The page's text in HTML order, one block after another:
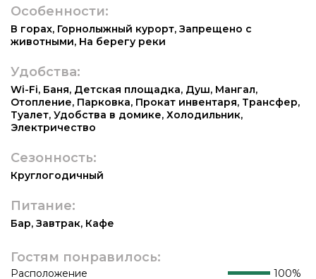
Особенности:
В горах, Горнолыжный курорт, Запрещено с
животными, На берегу реки
Удобства:
Wi-Fi, Баня, Детская площадка, Душ, Мангал,
Отопление, Парковка, Прокат инвентаря, Трансфер,
Туалет, Удобства в домике, Холодильник,
Электричество
Сезонность:
Круглогодичный
Питание:
Бар, Завтрак, Кафе
Гостям понравилось:
Расположение 100%